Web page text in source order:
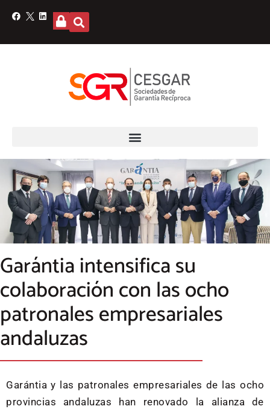
Garántia intensifica su
colaboración con las ocho
patronales empresariales
andaluzas
Garántia y las patronales empresariales de las ocho
provincias andaluzas han renovado la alianza de